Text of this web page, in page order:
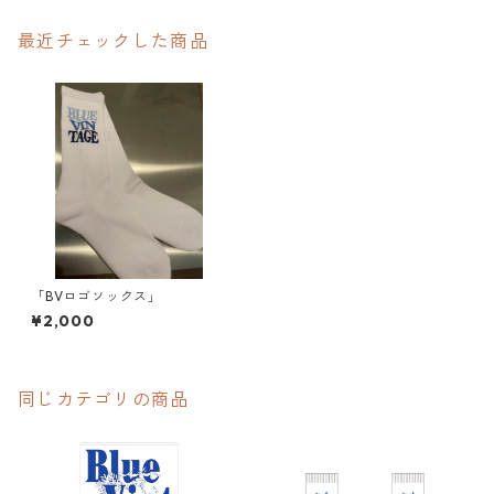
最近チェックした商品
「BVロゴソックス」
¥2,000
同じカテゴリの商品